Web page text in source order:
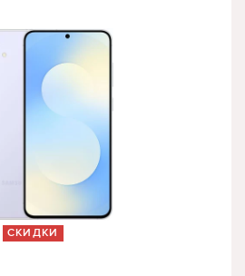
СКИДКИ